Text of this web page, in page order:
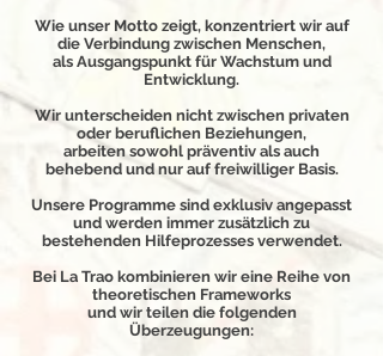
Wie unser Motto zeigt, konzentriert wir auf
die Verbindung zwischen Menschen,
als Ausgangspunkt für Wachstum und
Entwicklung.
Wir unterscheiden nicht zwischen privaten
oder beruflichen Beziehungen,
arbeiten sowohl präventiv als auch
behebend und nur auf freiwilliger Basis.
Unsere Programme sind exklusiv angepasst
und werden immer zusätzlich zu
bestehenden Hilfeprozesses verwendet.
Bei La Trao kombinieren wir eine Reihe von
theoretischen Frameworks
und wir teilen die folgenden
Überzeugungen: